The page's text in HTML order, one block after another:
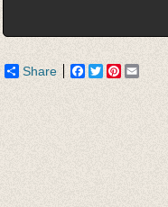
Share Facebook
TwitterPinterest